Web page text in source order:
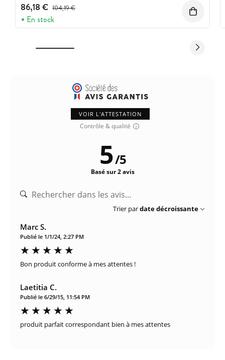
86,18 € Prix avant réduction :
104,19 €
En stock
VOIR L'ATTESTATION
Contrôle & qualité
5/5
Basé sur 2 avis
Trier pardate décroissante
Marc S.
Publié le 1/1/24, 2:27 PM
Bon produit conforme à mes attentes !
Laetitia C.
Publié le 6/29/15, 11:54 PM
produit parfait correspondant bien à mes attentes